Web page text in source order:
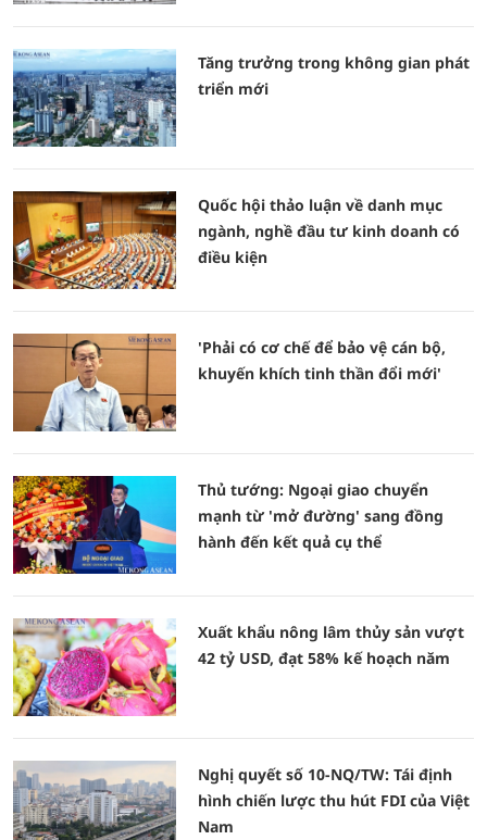
Tăng trưởng trong không gian phát
triển mới
Quốc hội thảo luận về danh mục
ngành, nghề đầu tư kinh doanh có
điều kiện
'Phải có cơ chế để bảo vệ cán bộ,
khuyến khích tinh thần đổi mới'
Thủ tướng: Ngoại giao chuyển
mạnh từ 'mở đường' sang đồng
hành đến kết quả cụ thể
Xuất khẩu nông lâm thủy sản vượt
42 tỷ USD, đạt 58% kế hoạch năm
Nghị quyết số 10-NQ/TW: Tái định
hình chiến lược thu hút FDI của Việt
Nam